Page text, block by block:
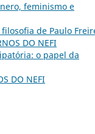
feminismo e
de Paulo
DO NEFI
o papel da
DO NEFI